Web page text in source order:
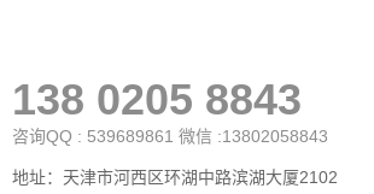
138 0205 8843
咨询QQ : 539689861 微信 :13802058843
地址：天津市河西区环湖中路滨湖大厦2102